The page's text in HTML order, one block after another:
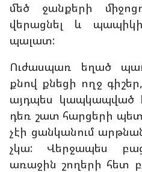
մեծ ջանքերի
վերացնել և
պալատ:
Ուժասպառ եղած
քնով քնեցի ողջ
այդպես կապկապված
դեռ շատ հարցերի
չէի ցանկանում
չկա: Վերջապես
առաջին շողերի հետ